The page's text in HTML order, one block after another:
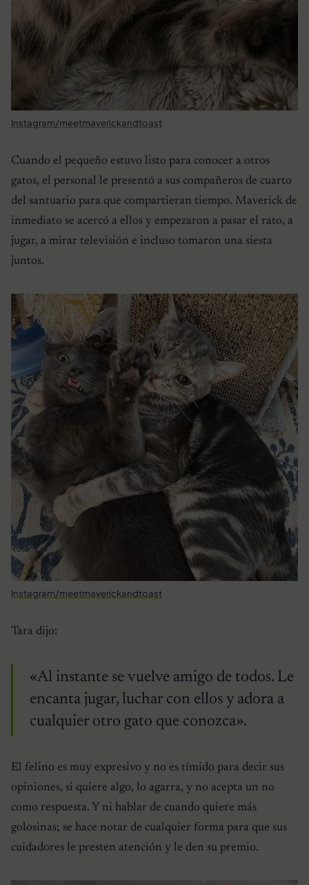
Instagram/meetmaverickandtoast
Cuando el pequeño estuvo listo para conocer a otros
gatos, el personal le presentó a sus compañeros de cuarto
del santuario para que compartieran tiempo. Maverick de
inmediato se acercó a ellos y empezaron a pasar el rato, a
jugar, a mirar televisión e incluso tomaron una siesta
juntos.
Instagram/meetmaverickandtoast
Tara dijo:
«Al instante se vuelve amigo de todos. Le
encanta jugar, luchar con ellos y adora a
cualquier otro gato que conozca».
El felino es muy expresivo y no es tímido para decir sus
opiniones, si quiere algo, lo agarra, y no acepta un no
como respuesta. Y ni hablar de cuando quiere más
golosinas; se hace notar de cualquier forma para que sus
cuidadores le presten atención y le den su premio.